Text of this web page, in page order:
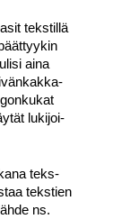
teks­til­lä
aina
luki­joi­
teks­
teks­tien
ns.